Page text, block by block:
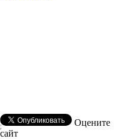
Оцените
сайт